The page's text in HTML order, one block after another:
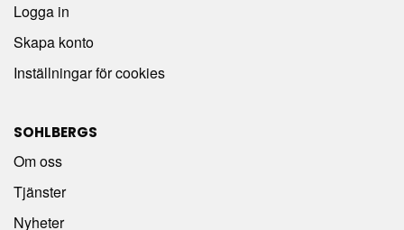
Logga in
Skapa konto
Inställningar för cookies
SOHLBERGS
Om oss
Tjänster
Nyheter